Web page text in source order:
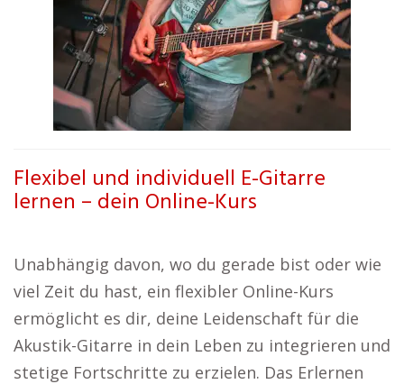
Flexibel und individuell E-Gitarre
lernen – dein Online-Kurs
Unabhängig davon, wo du gerade bist oder wie
viel Zeit du hast, ein flexibler Online-Kurs
ermöglicht es dir, deine Leidenschaft für die
Akustik-Gitarre in dein Leben zu integrieren und
stetige Fortschritte zu erzielen. Das Erlernen